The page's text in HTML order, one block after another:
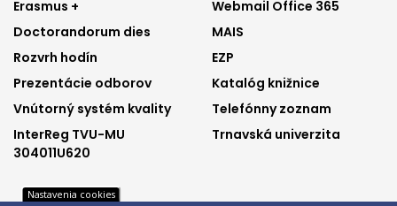
Footer
menu
1
Erasmus +
Doctorandorum dies
Rozvrh hodín
Prezentácie odborov
Vnútorný systém kvality
InterReg TVU-MU
304011U620
Footer
menu
2
Webmail Office 365
MAIS
EZP
Katalóg knižnice
Telefónny zoznam
Trnavská univerzita
Nastavenia cookies